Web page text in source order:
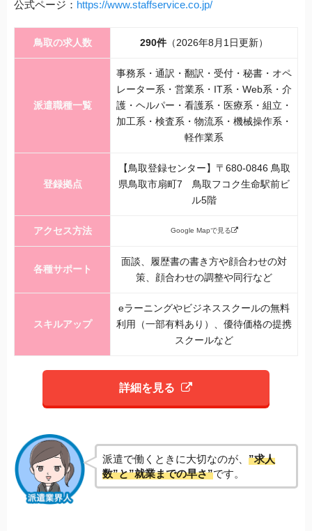
公式ページ： https://www.staffservice.co.jp/
鳥取の求人数 290件 （2026年8月1日更新）
派遣職種一覧
事務系・通訳・翻訳・受付・秘書・オペ
レーター系・営業系・IT系・Web系・介
護・ヘルパー・看護系・医療系・組立・
加工系・検査系・物流系・機械操作系・
軽作業系
登録拠点
【鳥取登録センター】〒680-0846 鳥取
県鳥取市扇町7 鳥取フコク生命駅前ビ
ル5階
アクセス方法 Google Mapで見る
各種サポート
面談、履歴書の書き方や顔合わせの対
策、顔合わせの調整や同行など
スキルアップ
eラーニングやビジネススクールの無料
利用（一部有料あり）、優待価格の提携
スクールなど
詳細を見る
派遣で働くときに大切なのが、 ”求人
数”と”就業までの早さ”です。